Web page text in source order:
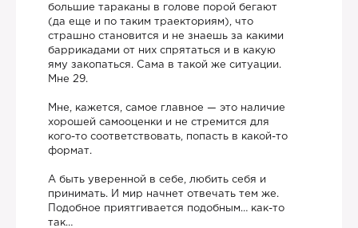
большие тараканы в голове порой бегают
(да еще и по таким траекториям), что
страшно становится и не знаешь за какими
баррикадами от них спрятаться и в какую
яму закопаться. Сама в такой же ситуации.
Мне 29.
Мне, кажется, самое главное — это наличие
хорошей самооценки и не стремится для
кого-то соответствовать, попасть в какой-то
формат.
А быть уверенной в себе, любить себя и
принимать. И мир начнет отвечать тем же.
Подобное приятгивается подобным… как-то
так…